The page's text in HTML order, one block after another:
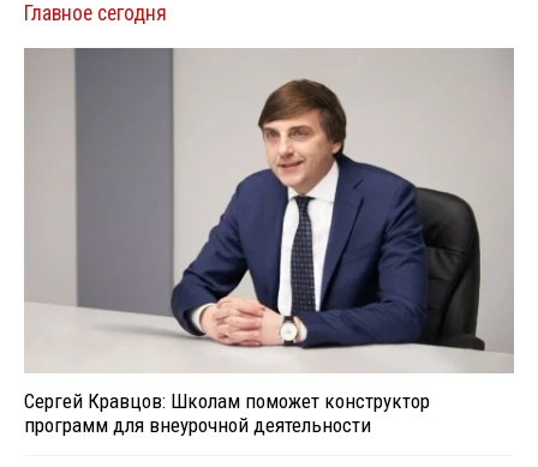
Главное сегодня
Сергей Кравцов: Школам поможет конструктор
программ для внеурочной деятельности